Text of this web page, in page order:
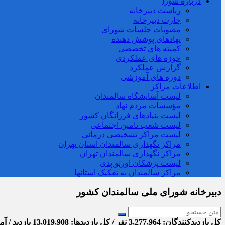
ریاست دبیرخانه
چارت دبیرخانه
مصوبات جلسات شورای
نهادهای پوشش دهنده
کمیته های تخصصی
حوزه های عملکردی
گزارش عملکرد
دوره های آموزشی
اطلاعات مراکز
لیست آسایشگاه سالمندان
مؤسسات مردم نهاد
لیست بنیادهای فرزانگان کشور
لیست شعب تامین اجتماعی
لیست مراکز تشخیصی درمانی
مراکز نگهداری سالمندان استان تهران
مراکز نگهداری سالمندان تهران
لیست پزشکان اورتو پدی
مراکز سالمندان به تفکیک استانها
دبیرخانه شورای ملی سالمندان کشور
کل بازدیدکنند‌گان: 3,277,964 نفر / کل بازدیدها: 13,019,908 بازدید / آمار بازدید امروز: